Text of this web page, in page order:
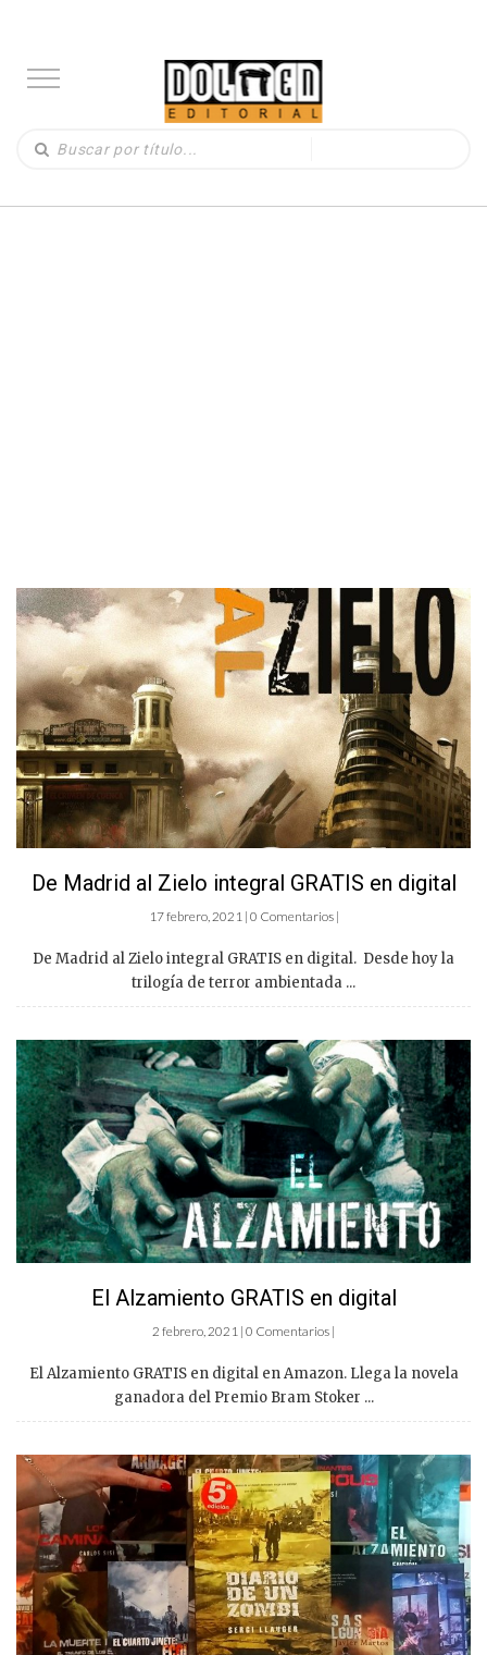
De Madrid al Zielo integral GRATIS en digital
17 febrero, 2021 | 0 Comentarios |
De Madrid al Zielo integral GRATIS en digital. Desde hoy la
trilogía de terror ambientada ...
El Alzamiento GRATIS en digital
2 febrero, 2021 | 0 Comentarios |
El Alzamiento GRATIS en digital en Amazon. Llega la novela
ganadora del Premio Bram Stoker ...